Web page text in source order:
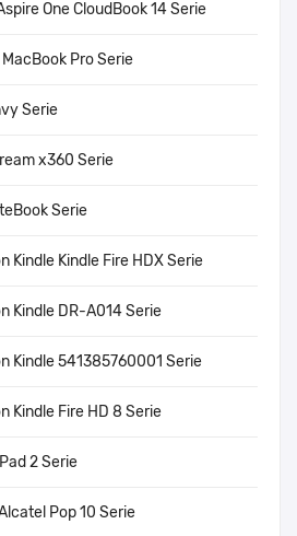
One CloudBook 14 Serie
Pro Serie
Serie
x360 Serie
Serie
Kindle Kindle Fire HDX Serie
Kindle DR-A014 Serie
Kindle 541385760001 Serie
Kindle Fire HD 8 Serie
2 Serie
Pop 10 Serie